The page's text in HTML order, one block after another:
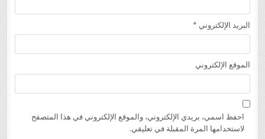
البريد الإلكتروني *
الموقع الإلكتروني
احفظ اسمي، بريدي الإلكتروني، والموقع الإلكتروني في هذا المتصفح
لاستخدامها المرة المقبلة في تعليقي.